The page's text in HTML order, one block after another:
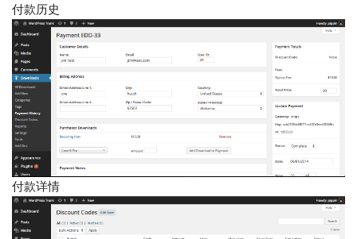
付款历史
付款详情